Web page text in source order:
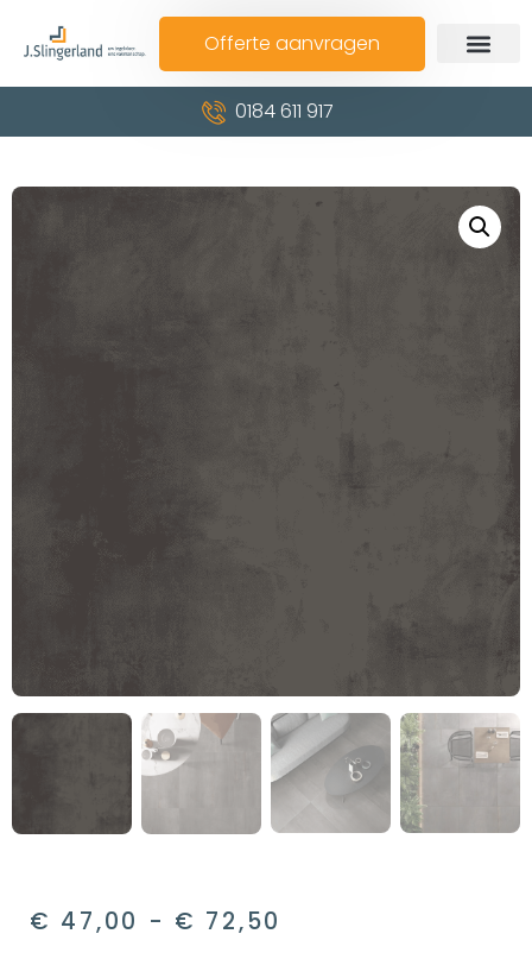
Offerte aanvragen
0184 611 917
€ 47,00 - € 72,50